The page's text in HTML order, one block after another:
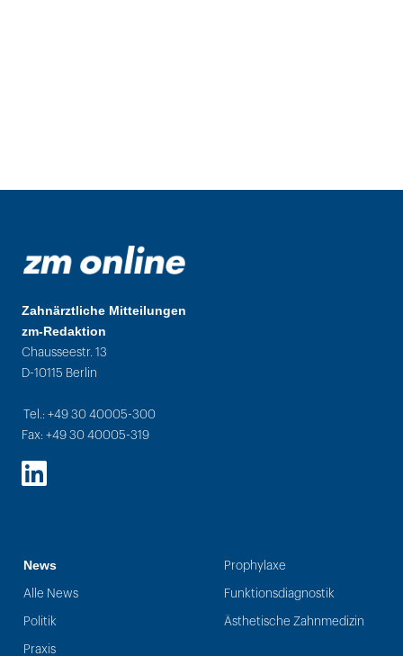
Zahnärztliche Mitteilungen
zm-Redaktion
Chausseestr. 13
D-10115 Berlin
Tel.: +49 30 40005-300
Fax: +49 30 40005-319
LinkedIn
News
Alle News
Politik
Praxis
Prophylaxe
Funktionsdiagnostik
Ästhetische Zahnmedizin